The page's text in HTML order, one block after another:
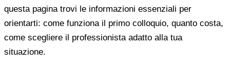
questa pagina trovi le informazioni essenziali per
orientarti: come funziona il primo colloquio, quanto costa,
come scegliere il professionista adatto alla tua
situazione.